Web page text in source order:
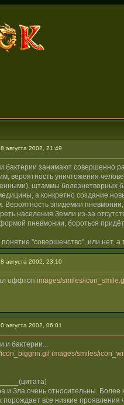
августа 2002, 21:49
бактерии занимают совершенно
вероятность уничтожения
штаммы болезнетворных
а конкретно создание
Вероятность эпидемии
населения Земли из-за
пневмонии, бороться
понятие "совершенство", или нет,
августа 2002, 23:10
оффтоп images/smiles/
августа 2002, 06:01
и бактерии...
images/smiles/
и Зла очень относительны.
все низкие проявления